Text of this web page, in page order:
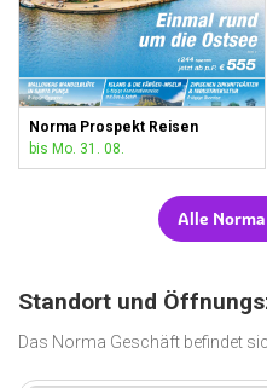
Norma Prospekt Reisen
bis Mo. 31. 08.
Alle
Standort und
Das Norma Geschäft befindet